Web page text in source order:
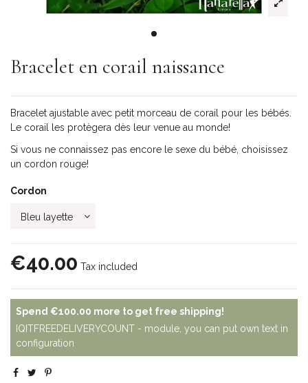
Bracelet en corail naissance
Bracelet ajustable avec petit morceau de corail pour les bébés.
Le corail les protègera dès leur venue au monde!
Si vous ne connaissez pas encore le sexe du bébé, choisissez
un cordon rouge!
Cordon
€40.00 Tax included
Spend €100.00 more to get free shipping!
IQITFREEDELIVERYCOUNT - module, you can put own text in
configuration